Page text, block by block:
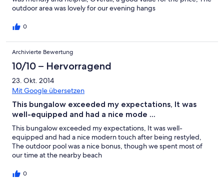
outdoor area was lovely for our evening hangs
0
Archivierte Bewertung
10/10 – Hervorragend
23. Okt. 2014
Mit Google übersetzen
This bungalow exceeded my expectations, It was
well-equipped and had a nice mode ...
This bungalow exceeded my expectations, It was well-
equipped and had a nice modern touch after being restyled,
The outdoor pool was a nice bonus, though we spent most of
our time at the nearby beach
0